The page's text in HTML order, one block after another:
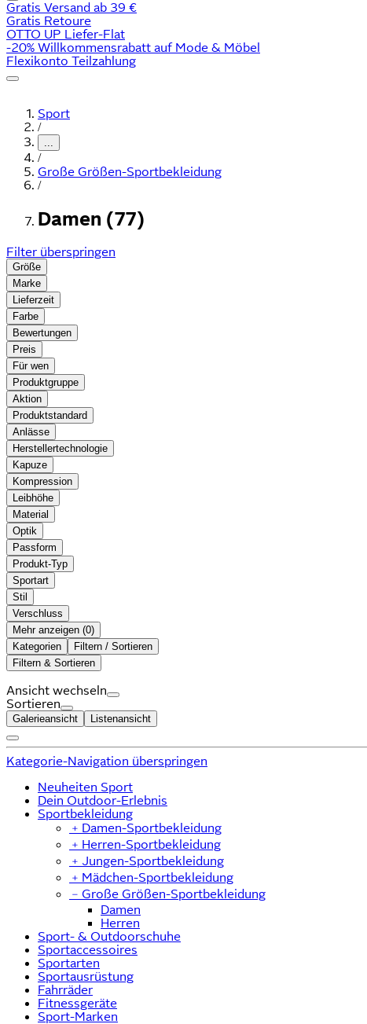
Gratis Versand ab 39 €
Gratis Retoure
OTTO UP Liefer-Flat
-20% Willkommensrabatt auf Mode & Möbel
Flexikonto Teilzahlung
Sport
/
...
/
Große Größen-Sportbekleidung
/
Damen (77)
Filter überspringen
Größe
Marke
Lieferzeit
Farbe
Bewertungen
Preis
Für wen
Produktgruppe
Aktion
Produktstandard
Anlässe
Herstellertechnologie
Kapuze
Kompression
Leibhöhe
Material
Optik
Passform
Produkt-Typ
Sportart
Stil
Verschluss
Mehr anzeigen ( )
Kategorien
Filtern / Sortieren
Filtern & Sortieren
Ansicht wechseln
Sortieren
Galerieansicht Listenansicht
Kategorie-Navigation überspringen
Neuheiten Sport
Dein Outdoor-Erlebnis
Sportbekleidung
﹢ Damen-Sportbekleidung
﹢ Herren-Sportbekleidung
﹢ Jungen-Sportbekleidung
﹢ Mädchen-Sportbekleidung
﹣ Große Größen-Sportbekleidung
Damen
Herren
Sport- & Outdoorschuhe
Sportaccessoires
Sportarten
Sportausrüstung
Fahrräder
Fitnessgeräte
Sport-Marken